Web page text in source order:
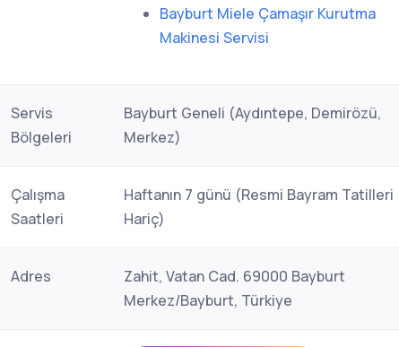
Bayburt Miele Çamaşır Kurutma
Makinesi Servisi
Servis
Bölgeleri
Bayburt Geneli (Aydıntepe, Demirözü,
Merkez)
Çalışma
Saatleri
Haftanın 7 günü (Resmi Bayram Tatilleri
Hariç)
Adres
Zahit, Vatan Cad. 69000 Bayburt
Merkez/Bayburt, Türkiye